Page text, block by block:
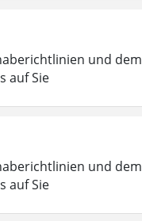
und dem
auf Sie
und dem
auf Sie